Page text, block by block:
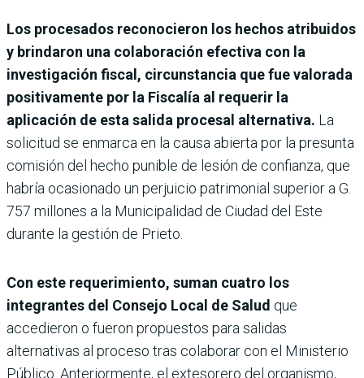
Los procesados reconocieron los hechos atribuidos
y brindaron una colaboración efectiva con la
investigación fiscal, circunstancia que fue valorada
positivamente por la Fiscalía al requerir la
aplicación de esta salida procesal alternativa. La
solicitud se enmarca en la causa abierta por la presunta
comisión del hecho punible de lesión de confianza, que
habría ocasionado un perjuicio patrimonial superior a G.
757 millones a la Municipalidad de Ciudad del Este
durante la gestión de Prieto.
Con este requerimiento, suman cuatro los
integrantes del Consejo Local de Salud que
accedieron o fueron propuestos para salidas
alternativas al proceso tras colaborar con el Ministerio
Público. Anteriormente, el extesorero del organismo,